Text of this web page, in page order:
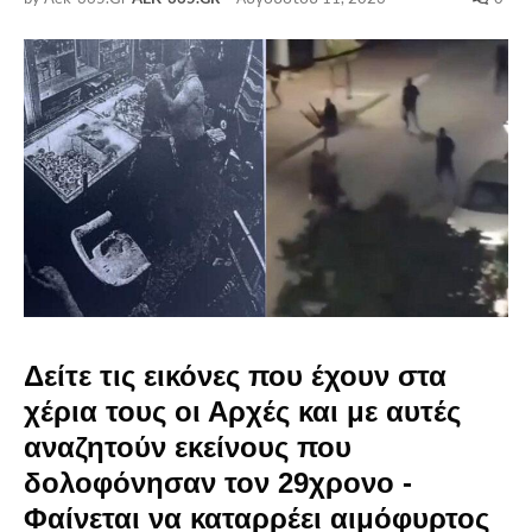
Δείτε τις εικόνες που έχουν στα
χέρια τους οι Αρχές και με αυτές
αναζητούν εκείνους που
δολοφόνησαν τον 29χρονο -
Φαίνεται να καταρρέει αιμόφυρτος